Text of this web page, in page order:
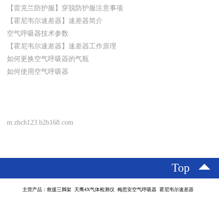
【雷克兰防护服】穿脱防护服注意事项
【霍尼韦尔速差器】速差器简介
空气呼吸器技术参数
【霍尼韦尔速差器】速差器工作原理
如何更换空气呼吸器的气瓶
如何使用空气呼吸器
m.zhch123.b2b168.com
Top
主营产品：救援三脚架 天鹰4X气体检测仪 梅思安空气呼吸器 霍尼韦尔速差器